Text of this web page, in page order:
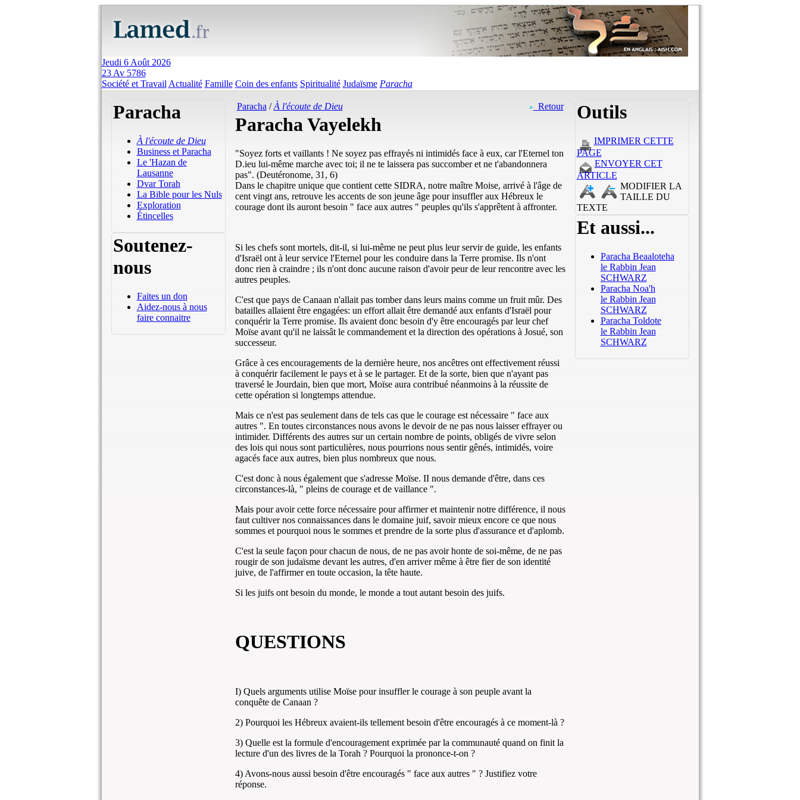
Jeudi 6 Août 2026
23 Av 5786
Société et Travail Actualité Famille Coin des enfants Spiritualité Judaïsme Paracha
Paracha
À l'écoute de Dieu
Business et Paracha
Le 'Hazan de
Lausanne
Dvar Torah
La Bible pour les Nuls
Exploration
Étincelles
Soutenez-
nous
Faites un don
Aidez-nous à nous
faire connaitre
Paracha /À l'écoute de Dieu Retour
Paracha Vayelekh
"Soyez forts et vaillants ! Ne soyez pas effrayés ni intimidés face à eux, car l'Eternel ton
D.ieu lui-même marche avec toi; il ne te laissera pas succomber et ne t'abandonnera
pas". (Deutéronome, 31, 6)
Dans le chapitre unique que contient cette SIDRA, notre maître Moise, arrivé à l'âge de
cent vingt ans, retrouve les accents de son jeune âge pour insuffler aux Hébreux le
courage dont ils auront besoin " face aux autres " peuples qu'ils s'apprêtent à affronter.
Si les chefs sont mortels, dit-il, si lui-même ne peut plus leur servir de guide, les enfants
d'Israël ont à leur service l'Eternel pour les conduire dans la Terre promise. Ils n'ont
donc rien à craindre ; ils n'ont donc aucune raison d'avoir peur de leur rencontre avec les
autres peuples.
C'est que pays de Canaan n'allait pas tomber dans leurs mains comme un fruit mûr. Des
batailles allaient être engagées: un effort allait être demandé aux enfants d'Israël pour
conquérir la Terre promise. Ils avaient donc besoin d'y être encouragés par leur chef
Moïse avant qu'il ne laissât le commandement et la direction des opérations à Josué, son
successeur.
Grâce à ces encouragements de la dernière heure, nos ancêtres ont effectivement réussi
à conquérir facilement le pays et à se le partager. Et de la sorte, bien que n'ayant pas
traversé le Jourdain, bien que mort, Moïse aura contribué néanmoins à la réussite de
cette opération si longtemps attendue.
Mais ce n'est pas seulement dans de tels cas que le courage est nécessaire " face aux
autres ". En toutes circonstances nous avons le devoir de ne pas nous laisser effrayer ou
intimider. Différents des autres sur un certain nombre de points, obligés de vivre selon
des lois qui nous sont particulières, nous pourrions nous sentir gênés, intimidés, voire
agacés face aux autres, bien plus nombreux que nous.
C'est donc à nous également que s'adresse Moïse. II nous demande d'être, dans ces
circonstances-là, " pleins de courage et de vaillance ".
Mais pour avoir cette force nécessaire pour affirmer et maintenir notre différence, il nous
faut cultiver nos connaissances dans le domaine juif, savoir mieux encore ce que nous
sommes et pourquoi nous le sommes et prendre de la sorte plus d'assurance et d'aplomb.
C'est la seule façon pour chacun de nous, de ne pas avoir honte de soi-même, de ne pas
rougir de son judaïsme devant les autres, d'en arriver même à être fier de son identité
juive, de l'affirmer en toute occasion, la tête haute.
Si les juifs ont besoin du monde, le monde a tout autant besoin des juifs.
QUESTIONS
I) Quels arguments utilise Moïse pour insuffler le courage à son peuple avant la
conquête de Canaan ?
2) Pourquoi les Hébreux avaient-ils tellement besoin d'être encouragés à ce moment-là ?
3) Quelle est la formule d'encouragement exprimée par la communauté quand on finit la
lecture d'un des livres de la Torah ? Pourquoi la prononce-t-on ?
4) Avons-nous aussi besoin d'être encouragés " face aux autres " ? Justifiez votre
réponse.
Outils
IMPRIMER CETTE
PAGE
ENVOYER CET
ARTICLE
MODIFIER LA
TAILLE DU
TEXTE
Et aussi...
Paracha Beaaloteha
le Rabbin Jean
SCHWARZ
Paracha Noa'h
le Rabbin Jean
SCHWARZ
Paracha Toldote
le Rabbin Jean
SCHWARZ